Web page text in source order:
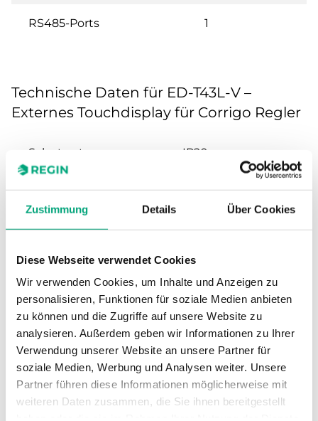
Zustimmung Details Über Cookies
Diese Webseite verwendet Cookies
Wir verwenden Cookies, um Inhalte und Anzeigen zu
personalisieren, Funktionen für soziale Medien anbieten
zu können und die Zugriffe auf unsere Website zu
analysieren. Außerdem geben wir Informationen zu Ihrer
Verwendung unserer Website an unsere Partner für
soziale Medien, Werbung und Analysen weiter. Unsere
Partner führen diese Informationen möglicherweise mit
weiteren Daten zusammen, die Sie ihnen bereitgestellt
RS485-Ports 1
Technische Daten für ED-T43L-V –
Externes Touchdisplay für Corrigo Regler
Schutzart IP20
Umgebungsfeuchte
(nicht
5…95 % RH
Lagertemperatur -20…70 °C
Montage Wand
Klemmentyp Federkraftklemme
Abnehmbare
Klemme
Nein